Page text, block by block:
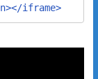
iframe>